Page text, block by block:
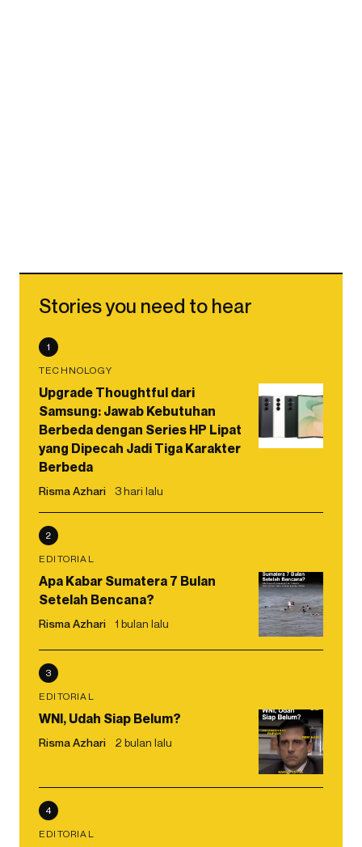
Stories you need to hear
1
TECHNOLOGY
Upgrade Thoughtful dari
Samsung: Jawab Kebutuhan
Berbeda dengan Series HP Lipat
yang Dipecah Jadi Tiga Karakter
Berbeda
Risma Azhari 3 hari lalu
2
EDITORIAL
Apa Kabar Sumatera 7 Bulan
Setelah Bencana?
Risma Azhari 1 bulan lalu
3
EDITORIAL
WNI, Udah Siap Belum?
Risma Azhari 2 bulan lalu
4
EDITORIAL